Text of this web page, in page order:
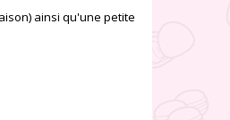
ainsi qu'une petite